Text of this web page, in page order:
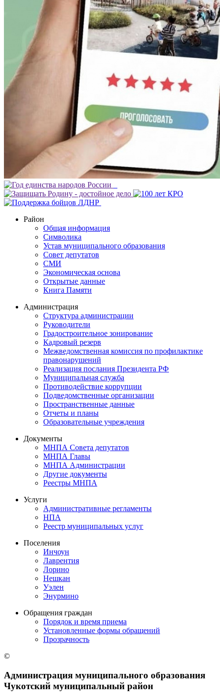
Район
Общая информация
Символика
Устав муниципального образования
Совет депутатов
СМИ
Экономическая основа
Открытые данные
Книга Памяти
Администрация
Структура администрации
Руководители
Градостроительное зонирование
Кадровый резерв
Межведомственная комиссия по профилактике
правонарушений
Реализация послания Президента РФ
Муниципальная служба
Противодействие коррупции
Подведомственные организации
Пространственные данные
Отчеты и планы
Образовательные учреждения
Документы
МНПА Совета депутатов
МНПА Главы
МНПА Администрации
Другие документы
Реестры МНПА
Услуги
Административные регламенты
НПА
Реестр муниципальных услуг
Поселения
Инчоун
Лаврентия
Лорино
Нешкан
Уэлен
Энурмино
Обращения граждан
Порядок и время приема
Установленные формы обращений
Прозрачность
©
Администрация муниципального образования
Чукотский муниципальный район